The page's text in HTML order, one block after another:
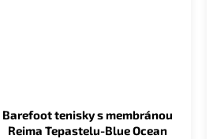
Barefoot tenisky s membránou
Reima Tepastelu-Blue Ocean